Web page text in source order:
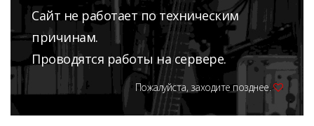
Сайт не работает по техническим
причинам.
Проводятся работы на сервере.
Пожалуйста, заходите позднее.